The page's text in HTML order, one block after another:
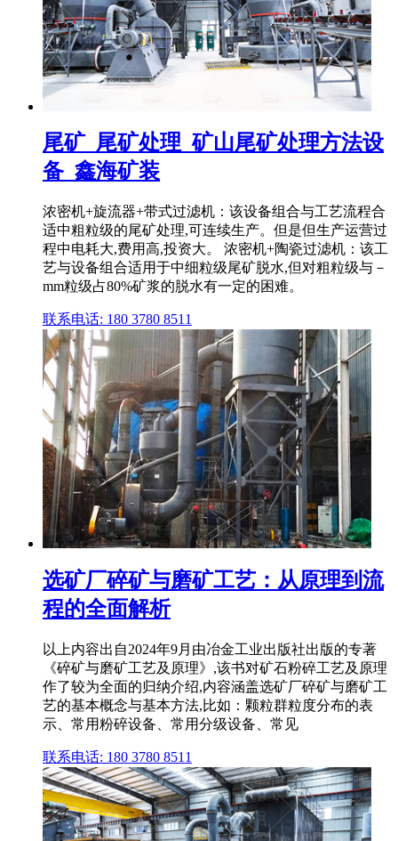
尾矿_尾矿处理_矿山尾矿处理方法设
备_鑫海矿装
浓密机+旋流器+带式过滤机：该设备组合与工艺流程合
适中粗粒级的尾矿处理,可连续生产。但是但生产运营过
程中电耗大,费用高,投资大。 浓密机+陶瓷过滤机：该工
艺与设备组合适用于中细粒级尾矿脱水,但对粗粒级与－
mm粒级占80%矿浆的脱水有一定的困难。
联系电话: 180 3780 8511
选矿厂碎矿与磨矿工艺：从原理到流
程的全面解析
以上内容出自2024年9月由冶金工业出版社出版的专著
《碎矿与磨矿工艺及原理》,该书对矿石粉碎工艺及原理
作了较为全面的归纳介绍,内容涵盖选矿厂碎矿与磨矿工
艺的基本概念与基本方法,比如：颗粒群粒度分布的表
示、常用粉碎设备、常用分级设备、常见
联系电话: 180 3780 8511